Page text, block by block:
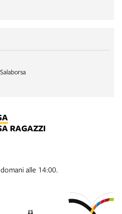
RAGAZZI
alle 14:00.